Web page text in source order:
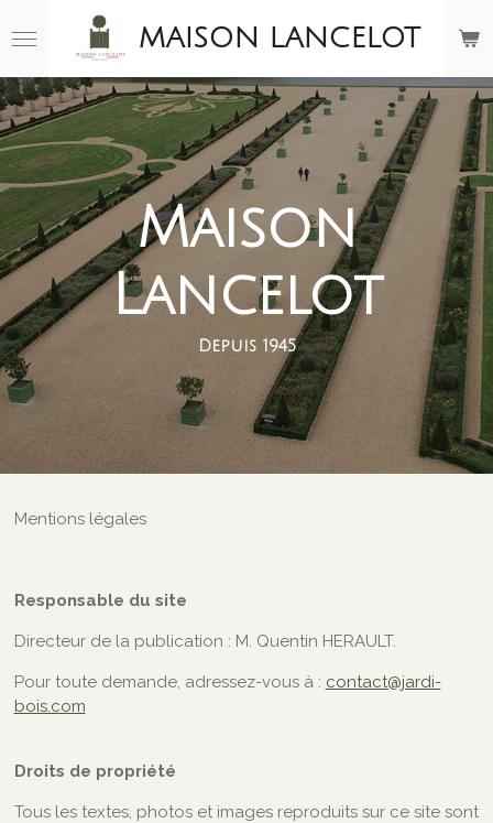
au
principal
MAISON LANCELOT
Maison
Lancelot
Depuis 1945
Mentions légales
Responsable du site
Directeur de la publication : M. Quentin HERAULT.
Pour toute demande, adressez-vous à : contact@jardi-
bois.com
Droits de propriété
Tous les textes, photos et images reproduits sur ce site sont